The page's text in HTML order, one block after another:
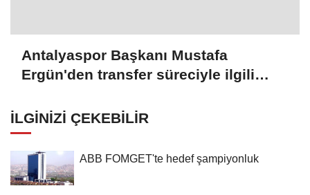
Antalyaspor Başkanı Mustafa
Ergün'den transfer süreciyle ilgili
İLGINIZI ÇEKEBILIR
ABB FOMGET'te hedef şampiyonluk